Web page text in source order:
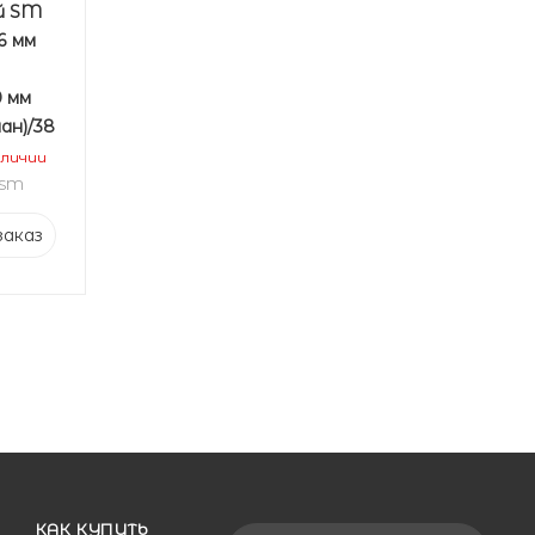
SM
мм
мм
38
КАК КУПИТЬ